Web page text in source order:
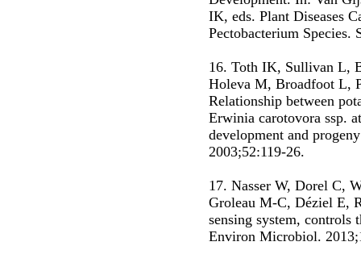
IK, eds. Plant Diseases
Pectobacterium Species.
16. Toth IK, Sullivan L,
Holeva M, Broadfoot L,
Relationship between
Erwinia carotovora ssp.
development and
2003;52:119-26.
17. Nasser W, Dorel C,
Groleau M-C, Déziel E,
sensing system, controls
Environ Microbiol.